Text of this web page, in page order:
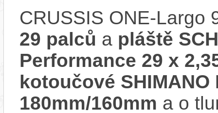
CRUSSIS ONE-Largo
29 palců a pláště
Performance 29 x
kotoučové SHIMANO
180mm/160mm a o